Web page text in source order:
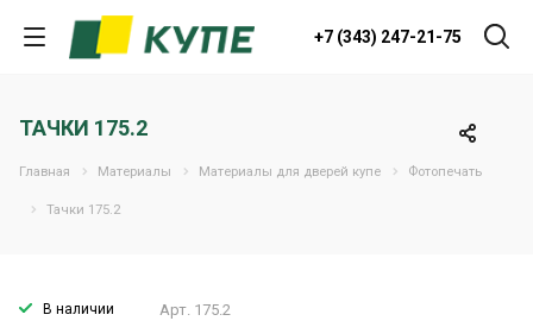
+7 (343) 247-21-75
ТАЧКИ 175.2
Главная Материалы Материалы для дверей купе Фотопечать
Тачки 175.2
В наличии Арт. 175.2